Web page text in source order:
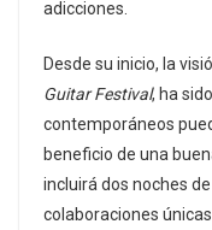
adicciones.
Desde su inicio, la
Guitar Festival, ha
contemporáneos
beneficio de una
incluirá dos noches
colaboraciones